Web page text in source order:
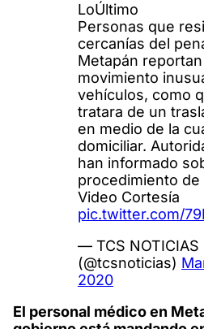
LoÚltimo
Personas que
cercanías del
Metapán
movimiento
vehículos, como
tratara de un
en medio de la
domiciliar.
han informado
procedimiento de
Video Cortesía
pic.twitter.com/
— TCS NOTICIAS
(@tcsnoticias)
2020
El personal médico en